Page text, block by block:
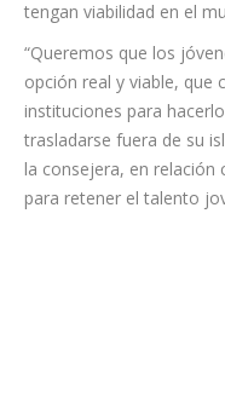
herramientas prácticas
aprenden en el aula a
tengan viabilidad en el
“Queremos que los
opción real y viable, que
instituciones para
trasladarse fuera de su
la consejera, en